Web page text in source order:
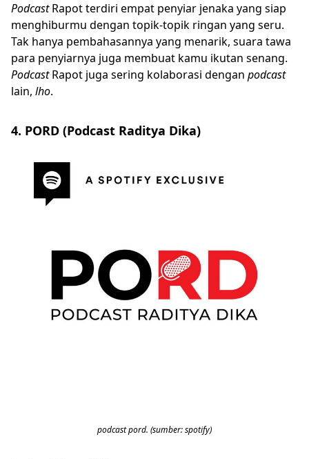
PodcastRapot terdiri empat penyiar jenaka yang siap
menghiburmu dengan topik-topik ringan yang seru.
Tak hanya pembahasannya yang menarik, suara tawa
para penyiarnya juga membuat kamu ikutan senang.
PodcastRapot juga sering kolaborasi dengan podcast
lain, lho.
4. PORD (Podcast Raditya Dika)
podcast pord. (sumber: spotify)